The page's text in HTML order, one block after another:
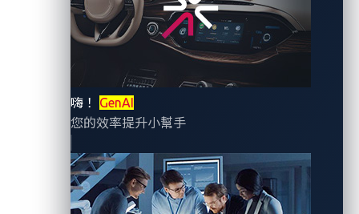
嗨！ GenAI
您的效率提升小幫手